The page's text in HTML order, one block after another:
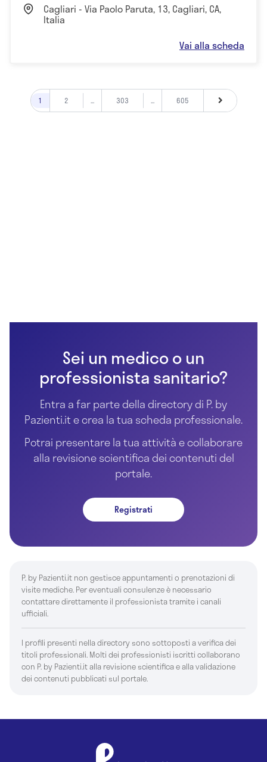
Cagliari - Via Paolo Paruta, 13, Cagliari, CA,
Italia
Vai alla scheda
1 2 ... 303 ... 605
Sei un medico o un
professionista sanitario?
Entra a far parte della directory di P. by
Pazienti.it e crea la tua scheda professionale.
Potrai presentare la tua attività e collaborare
alla revisione scientifica dei contenuti del
portale.
Registrati
P. by Pazienti.it non gestisce appuntamenti o prenotazioni di
visite mediche. Per eventuali consulenze è necessario
contattare direttamente il professionista tramite i canali
ufficiali.
I profili presenti nella directory sono sottoposti a verifica dei
titoli professionali. Molti dei professionisti iscritti collaborano
con P. by Pazienti.it alla revisione scientifica e alla validazione
dei contenuti pubblicati sul portale.